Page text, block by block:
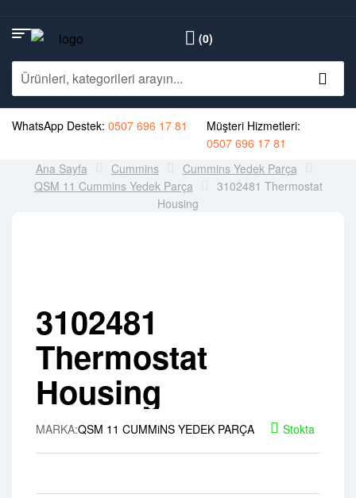
(0)
WhatsApp Destek: 0507 696 17 81
Müşteri Hizmetleri:
0507 696 17 81
Ana Sayfa
Cummins
Cummins Yedek Parça
QSM 11 Cummins Yedek Parça
3102481 Thermostat
Housing
3102481
Thermostat
Housing
MARKA:QSM 11 CUMMiNS YEDEK PARÇA Stokta